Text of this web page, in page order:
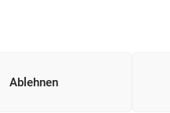
Ablehnen